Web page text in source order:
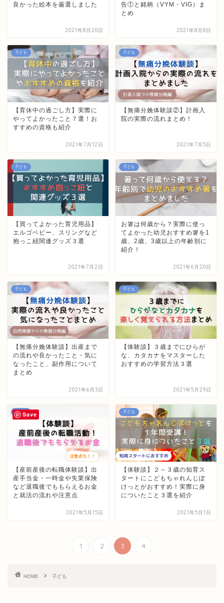
良かった絵本を厳選しました
2021年8月20日
告①と銘柄（VYM・VIG）ま
とめ
2021年8月8日
子ども
【育休中の過ごし方】実際に
やってよかったこと７選！お
すすめの資格も紹介
2021年7月12日
子ども
【無痛分娩体験談②】計画入
院の実際の流れまとめ！
2021年7月5日
子ども
【買ってよかった育児用品】
エルゴベビー、スリングなど
抱っこ紐関連グッズ３選
2021年7月2日
子ども
お箸は何歳から？実際に使っ
てよかった幼児おすすめ箸を1
歳、2歳、3歳以上の年齢別に
紹介！
2021年6月20日
子ども
【無痛分娩体験談】出産まで
の流れや良かったこと・気に
なったこと、副作用について
まとめ
2021年6月3日
子ども
【体験談】３歳までにひらが
な、カタカナをマスターした
おすすめの学習方法３選
2021年5月29日
子ども
【産前産後の転職体験談】出
産手当金・一時金や失業保険
など退職後でももらえるお金
と就活の流れや注意点
2021年5月15日
子ども
【体験談】２～３歳の知育ス
タートにこどもちゃれんじぽ
けっとがおすすめ！実際に身
についたこと３選を紹介
2021年5月1日
1 2 3 4
HOME 子ども
Save